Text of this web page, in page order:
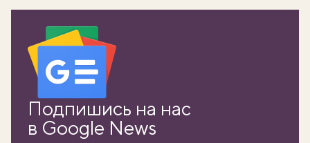
Подпишись на нас
в Google News